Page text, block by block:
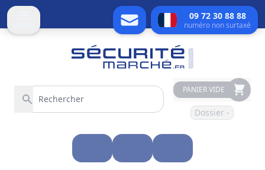
09 72 30 88 88
numéro non surtaxé
PANIER VIDE
Dossier -